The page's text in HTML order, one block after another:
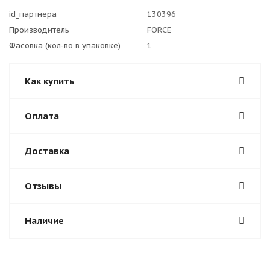
id_партнера
130396
Производитель
FORCE
Фасовка (кол-во в упаковке)
1
Как купить
Оплата
Доставка
Отзывы
Наличие